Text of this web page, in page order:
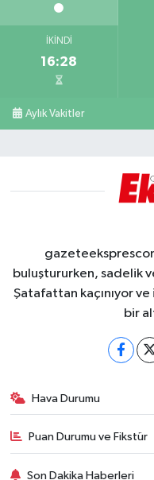
İKINDI
16:28
Aylık Vakitler
buluştururken, sadelik
Şatafattan kaçınıyor
bir
Hava Durumu
Puan Durumu ve Fikstür
Son Dakika Haberleri